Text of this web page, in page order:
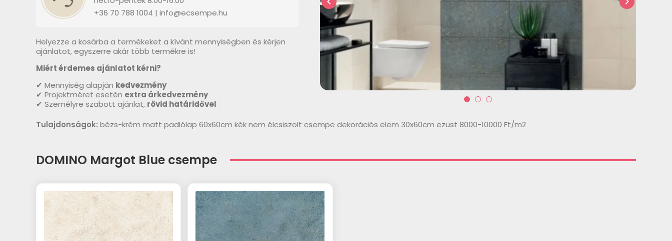
+36 70 788 1004 | info@ecsempe.hu
Helyezze a kosárba a termékeket a kívánt mennyiségben és kérjen
ajánlatot, egyszerre akár több termékre is!
Miért érdemes ajánlatot kérni?
✔ Mennyiség alapján kedvezmény
✔ Projektméret esetén extra árkedvezmény
✔ Személyre szabott ajánlat, rövid határidővel
Tulajdonságok: bézs-krém matt padlólap 60x60cm kék nem élcsiszolt csempe dekorációs elem 30x60cm ezüst 8000-10000 Ft/m2
DOMINO Margot Blue csempe